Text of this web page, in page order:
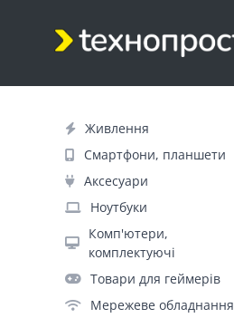
Живлення
Смартфони, планшети
Аксесуари
Ноутбуки
Комп'ютери,
комплектуючі
Товари для геймерів
Мережеве обладнання
Фільтр
Днів до відправки (5)
Бренд (27)